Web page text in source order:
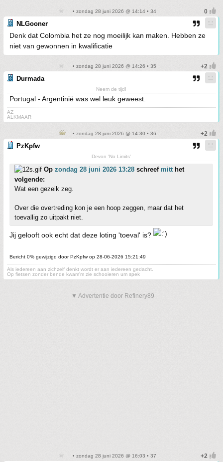
• zondag 28 juni 2026 @ 14:14 • 34
NLGooner
Denk dat Colombia het ze nog moeilijk kan maken. Hebben ze
niet van gewonnen in kwalificatie
• zondag 28 juni 2026 @ 14:26 • 35
Durmada
Neem de tijd!
Portugal - Argentinië was wel leuk geweest.
AZ
ALKMAAR
• zondag 28 juni 2026 @ 14:30 • 36
PzKpfw
Devon 'No Limits'
Op zondag 28 juni 2026 13:28 schreef mitthet
volgende:
Wat een gezeik zeg.
Over die overtreding kon je een hoop zeggen, maar dat het
toevallig zo uitpakt niet.
Jij gelooft ook echt dat deze loting 'toeval' is?
Bericht 0% gewijzigd door PzKpfw op 28-06-2026 15:21:49
Als iedereen aan zichzelf denkt wordt er aan iedereen gedacht.
Op fietsen zonder bende kwam'm zie schooieren um spek
▼ Advertentie door Refinery89
• zondag 28 juni 2026 @ 16:03 • 37